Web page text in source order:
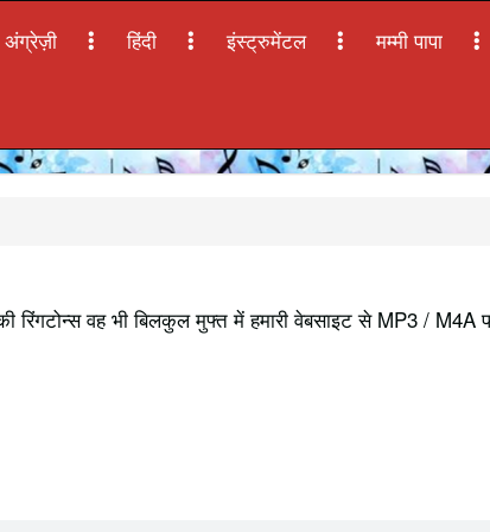
अंग्रेज़ी हिंदी इंस्ट्रुमेंटल मम्मी पापा
रिंगटोन्स वह भी बिलकुल मुफ्त में हमारी वेबसाइट से MP3 / M4A